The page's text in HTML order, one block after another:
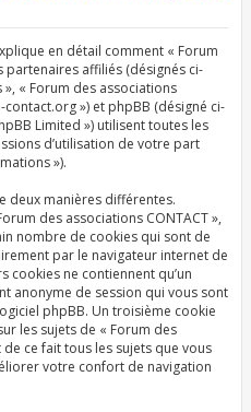
en détail comment « Forum
partenaires affiliés (désignés ci-
« Forum des associations
») et phpBB (désigné ci-
Limited ») utilisent toutes les
d’utilisation de votre part
»).
deux manières différentes.
des associations CONTACT »,
nombre de cookies qui sont de
par le navigateur internet de
ne contiennent qu’un
anonyme de session qui vous sont
phpBB. Un troisième cookie
les sujets de « Forum des
de ce fait tous les sujets que vous
votre confort de navigation